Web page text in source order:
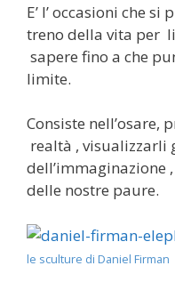
E’ l’ occasioni che
treno della vita per
sapere fino a che
limite.
Consiste nell’osare,
realtà , visualizzarli
dell’immaginazione
delle nostre paure.
le sculture di Daniel Firman